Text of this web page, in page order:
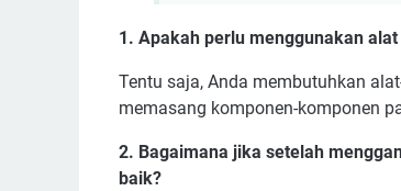
1. Apakah perlu menggunakan
Tentu saja, Anda membutuhkan
memasang komponen-komponen
2. Bagaimana jika setelah
baik?